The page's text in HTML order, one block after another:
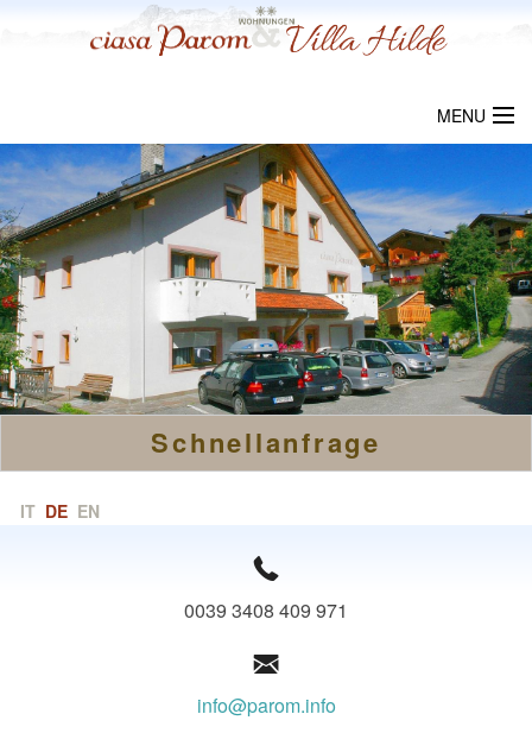
MENU
WILLKOMMEN
CIASA PAROM
VILLA HILDE
ORTSCHAFT
PREISE
LINKS
Schnellanfrage
IT DE EN
0039 3408 409 971
info@parom.info